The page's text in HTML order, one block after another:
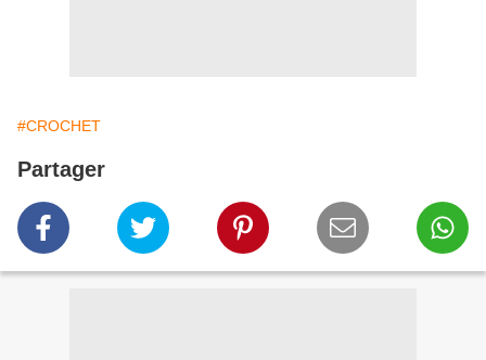
#CROCHET
Partager